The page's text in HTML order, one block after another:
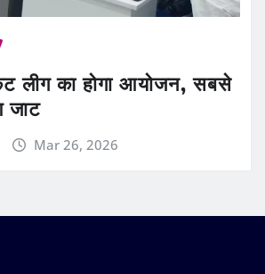
लीग का होगा आयोजन, सबसे
जाट
Mar 26, 2026